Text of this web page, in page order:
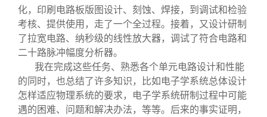
化，印刷电路板版图设计、刻蚀、焊接，到调试和检验
考核、提供使用，走了一个全过程。接着，又设计研制
了拉宽电路、纳秒级的线性放大器，调试了符合电路和
二十路脉冲幅度分析器。
我在完成这些任务、熟悉各个单元电路设计和性能
的同时，也总结了许多知识，比如电子学系统总体设计
怎样适应物理系统的要求，电子学系统研制过程中可能
遇的困难、问题和解决办法，等等。后来的事实证明，